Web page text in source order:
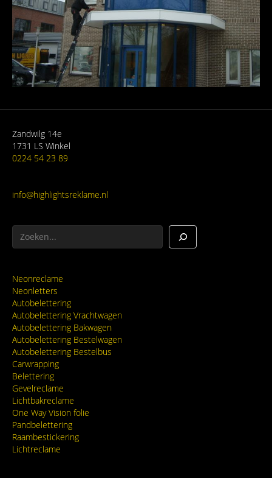
Zandwilg 14e
1731 LS Winkel
0224 54 23 89
info@highlightsreklame.nl
Zoeken
Neonreclame
Neonletters
Autobelettering
Autobelettering Vrachtwagen
Autobelettering Bakwagen
Autobelettering Bestelwagen
Autobelettering Bestelbus
Carwrapping
Belettering
Gevelreclame
Lichtbakreclame
One Way Vision folie
Pandbelettering
Raambestickering
Lichtreclame